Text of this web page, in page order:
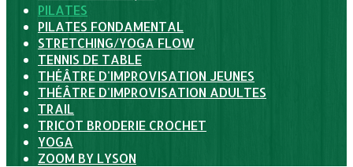
PILATES
PILATES FONDAMENTAL
STRETCHING/YOGA FLOW
TENNIS DE TABLE
THÉÂTRE D'IMPROVISATION JEUNES
THÉÂTRE D'IMPROVISATION ADULTES
TRAIL
TRICOT BRODERIE CROCHET
YOGA
ZOOM BY LYSON